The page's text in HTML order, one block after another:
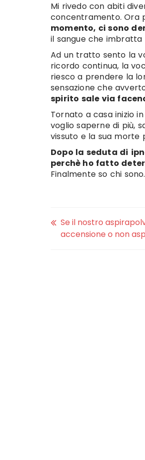
Mi rivedo con abiti
concentramento. Ora
momento, ci sono
il sangue che imbratta
Ad un tratto sento la
ricordo continua, la
riesco a prendere la
sensazione che
spirito sale via
Tornato a casa inizio
voglio saperne di più,
vissuto e la sua morte
Dopo la seduta di
perchè ho fatto
Finalmente so chi
Se il nostro
accensione o non